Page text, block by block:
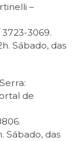
–
3069.
Sábado, das
de
Sábado, das